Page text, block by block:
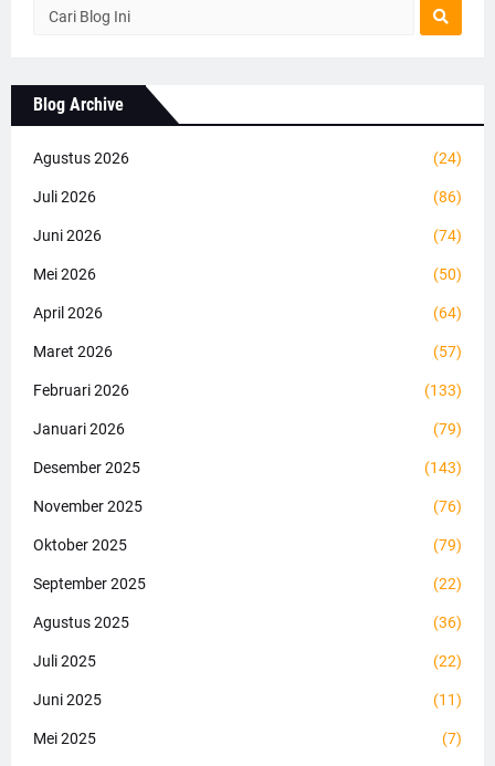
Blog Archive
Agustus 2026 (24)
Juli 2026 (86)
Juni 2026 (74)
Mei 2026 (50)
April 2026 (64)
Maret 2026 (57)
Februari 2026 (133)
Januari 2026 (79)
Desember 2025 (143)
November 2025 (76)
Oktober 2025 (79)
September 2025 (22)
Agustus 2025 (36)
Juli 2025 (22)
Juni 2025 (11)
Mei 2025 (7)